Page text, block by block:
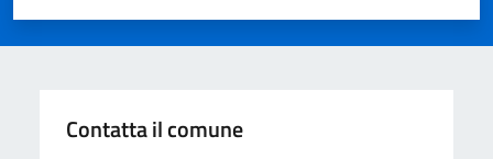
Valuta 5 stelle su 5
Valuta 4 stelle su 5
Valuta 3 stelle su 5
Valuta 2 stelle su 5
Valuta 1 stelle su 5
Contatta il comune